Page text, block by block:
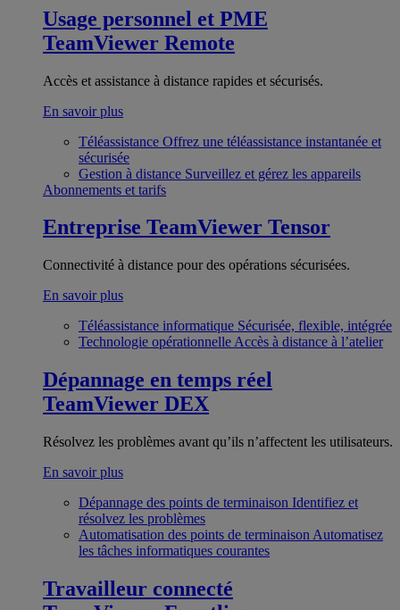
Usage personnel et PME
TeamViewer Remote
Accès et assistance à distance rapides et sécurisés.
En savoir plus
Téléassistance Offrez une téléassistance instantanée et
sécurisée
Gestion à distance Surveillez et gérez les appareils
Abonnements et tarifs
Entreprise TeamViewer Tensor
Connectivité à distance pour des opérations sécurisées.
En savoir plus
Téléassistance informatique Sécurisée, flexible, intégrée
Technologie opérationnelle Accès à distance à l’atelier
Dépannage en temps réel
TeamViewer DEX
Résolvez les problèmes avant qu’ils n’affectent les utilisateurs.
En savoir plus
Dépannage des points de terminaison Identifiez et
résolvez les problèmes
Automatisation des points de terminaison Automatisez
les tâches informatiques courantes
Travailleur connecté